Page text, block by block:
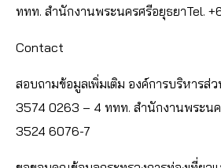
ททท. สำนักงานพระนครศรีอยุธยาTel.
Contact
สอบถามข้อมูลเพิ่มเติม องค์การบริหารส่ว
3574 0263 – 4 ททท. สำนักงานพระนค
3524 6076-7